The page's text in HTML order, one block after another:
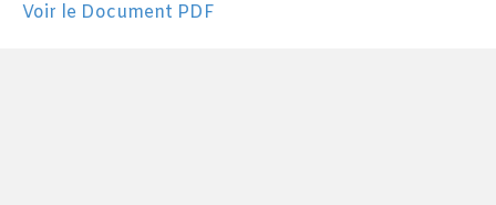
Voir le Document PDF